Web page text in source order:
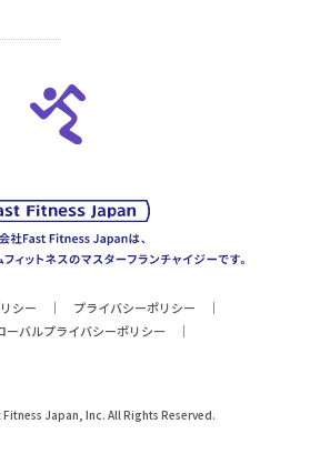
シー
プライバシーポリシー
ーバルプライバシーポリシー
Japan, Inc. All Rights Reserved.